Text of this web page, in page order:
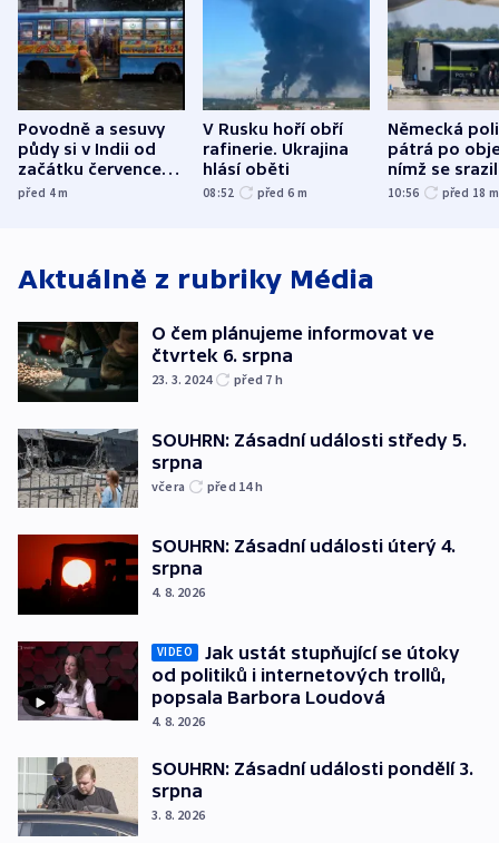
Povodně a sesuvy
půdy si v Indii od
začátku července
vyžádaly přes 130
před 4m
V Rusku hoří obří
rafinerie. Ukrajina
hlásí oběti
08:52 před 6 m
Německá
pátrá po
nímž se
letadlo u
10:56 před 18 m
Aktuálně z rubriky Média
O čem plánujeme informovat ve
čtvrtek 6. srpna
23. 3. 2024 před 7 h
SOUHRN: Zásadní události středy 5.
srpna
včera před 14h
SOUHRN: Zásadní události úterý 4.
srpna
4. 8. 2026
VIDEO
Jak ustát stupňující se útoky
od politiků i internetových trollů,
popsala Barbora Loudová
4. 8. 2026
SOUHRN: Zásadní události pondělí 3.
srpna
3. 8. 2026